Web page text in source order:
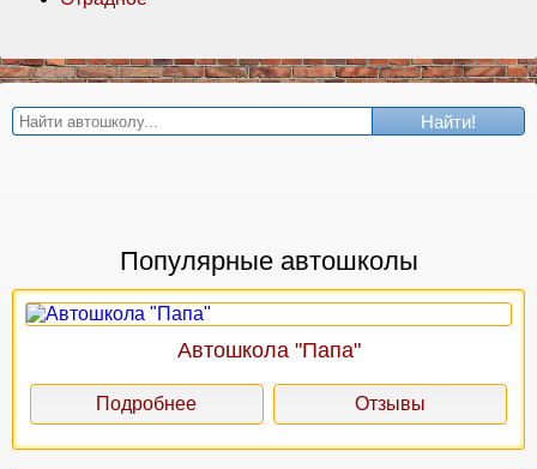
Найти!
Популярные автошколы
Автошкола "Папа"
Подробнее Отзывы